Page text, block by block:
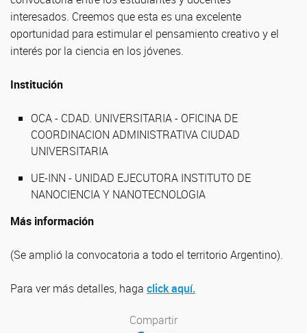
interesados. Creemos que esta es una excelente
oportunidad para estimular el pensamiento creativo y el
interés por la ciencia en los jóvenes.
Institución
OCA - CDAD. UNIVERSITARIA - OFICINA DE
COORDINACION ADMINISTRATIVA CIUDAD
UNIVERSITARIA
UE-INN - UNIDAD EJECUTORA INSTITUTO DE
NANOCIENCIA Y NANOTECNOLOGIA
Más información
(Se amplió la convocatoria a todo el territorio Argentino).
Para ver más detalles, haga click aquí.
Compartir